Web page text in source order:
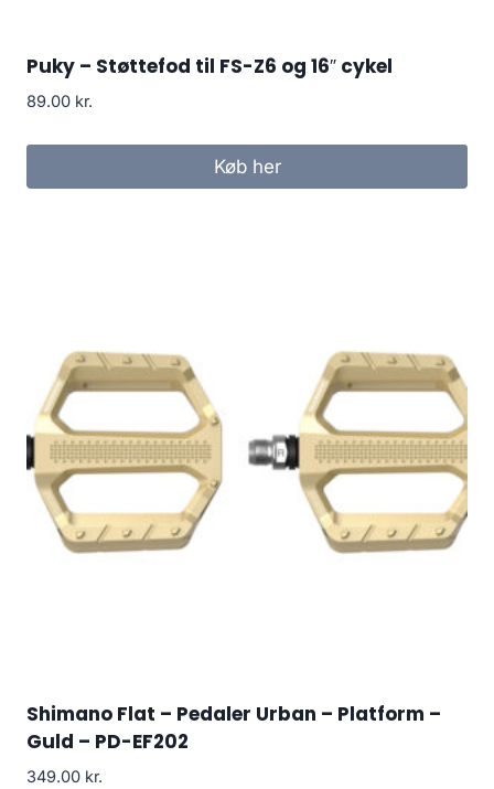
Puky – Støttefod til FS-Z6 og 16″ cykel
89.00 kr.
Køb her
Shimano Flat – Pedaler Urban – Platform –
Guld – PD-EF202
349.00 kr.